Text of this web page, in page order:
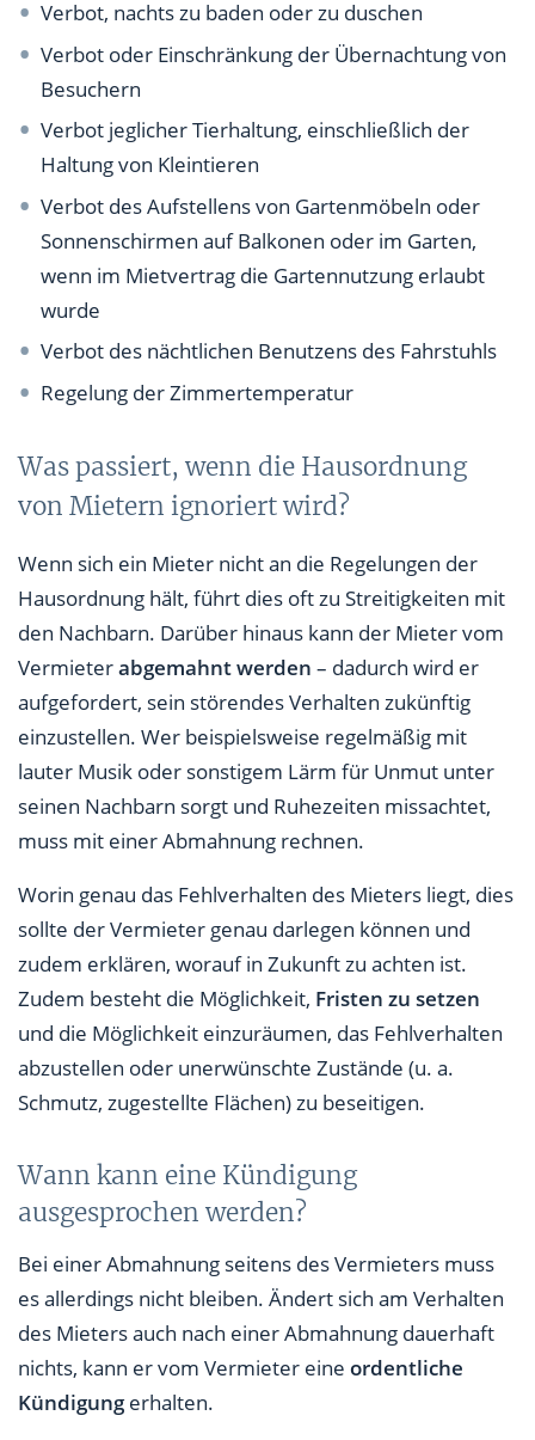
Verbot, nachts zu baden oder zu duschen
Verbot oder Einschränkung der Übernachtung von
Besuchern
Verbot jeglicher Tierhaltung, einschließlich der
Haltung von Kleintieren
Verbot des Aufstellens von Gartenmöbeln oder
Sonnenschirmen auf Balkonen oder im Garten,
wenn im Mietvertrag die Gartennutzung erlaubt
wurde
Verbot des nächtlichen Benutzens des Fahrstuhls
Regelung der Zimmertemperatur
Was passiert, wenn die Hausordnung
von Mietern ignoriert wird?
Wenn sich ein Mieter nicht an die Regelungen der
Hausordnung hält, führt dies oft zu Streitigkeiten mit
den Nachbarn. Darüber hinaus kann der Mieter vom
Vermieterabgemahnt werden – dadurch wird er
aufgefordert, sein störendes Verhalten zukünftig
einzustellen. Wer beispielsweise regelmäßig mit
lauter Musik oder sonstigem Lärm für Unmut unter
seinen Nachbarn sorgt und Ruhezeiten missachtet,
muss mit einer Abmahnung rechnen.
Worin genau das Fehlverhalten des Mieters liegt, dies
sollte der Vermieter genau darlegen können und
zudem erklären, worauf in Zukunft zu achten ist.
Zudem besteht die Möglichkeit, Fristen zu setzen
und die Möglichkeit einzuräumen, das Fehlverhalten
abzustellen oder unerwünschte Zustände (u. a.
Schmutz, zugestellte Flächen) zu beseitigen.
Wann kann eine Kündigung
ausgesprochen werden?
Bei einer Abmahnung seitens des Vermieters muss
es allerdings nicht bleiben. Ändert sich am Verhalten
des Mieters auch nach einer Abmahnung dauerhaft
nichts, kann er vom Vermieter eine ordentliche
Kündigungerhalten.